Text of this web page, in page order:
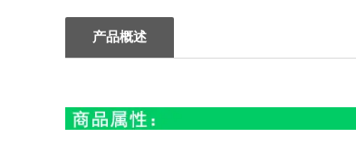
产品概述